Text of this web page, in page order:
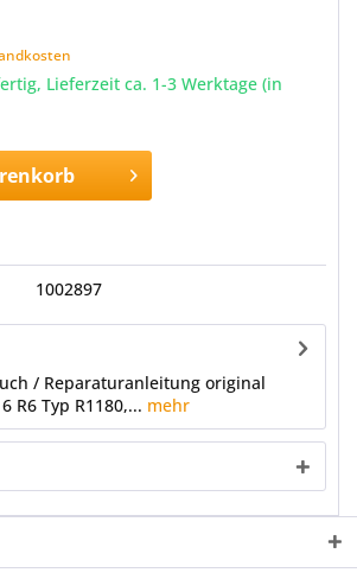
Lieferzeit ca. 1-3 Werktage (in
1002897
/ Reparaturanleitung original
R6 Typ R1180,... mehr